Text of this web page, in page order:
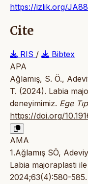
https://izlik.org/
Cite
RIS /
Bibtex
APA
Ağlamış, S. Ö.,
T. (2024). Labia
deneyimimiz. Ege
https://doi.org/
AMA
1.Ağlamış SÖ,
Labia majoraplasti
2024;63(4):580-585.